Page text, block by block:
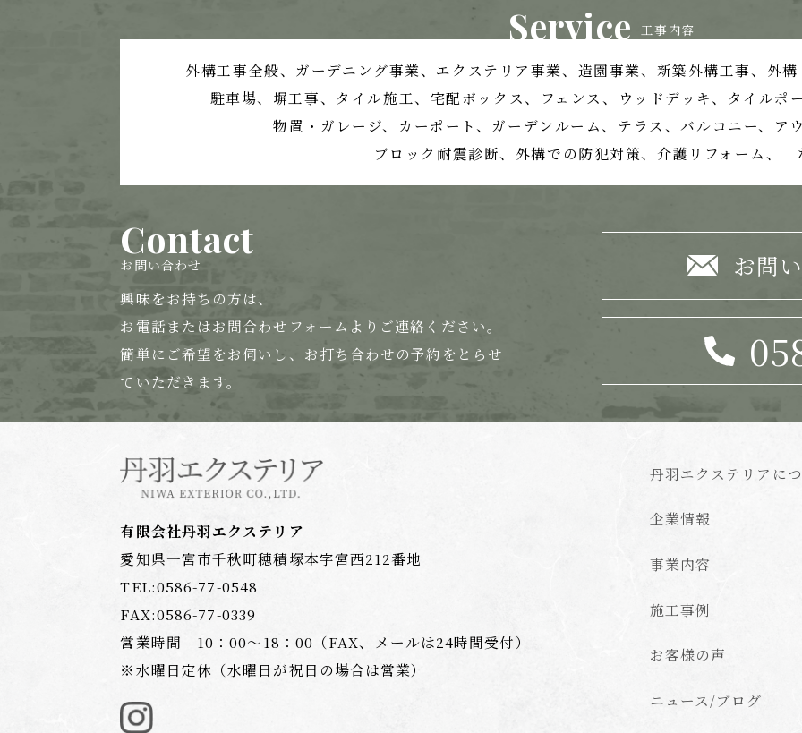
Service 工事内容
外構工事全般、ガーデニング事業、 エクステリア事業、造園事業、 新築外構工事、外
駐車場、塀工事、 タイル施工、宅配ボックス、フェンス、
ウッドデッキ、タイルポ
物置・ガレージ、 カーポート、ガーデンルーム、テラス、バルコニー、ア
ブロック耐震診断、外構での防犯対策、 介護リフォーム、
Contact
お問い合わせ
興味をお持ちの方は、
お電話またはお問合わせフォームよりご連絡ください。
簡単にご希望をお伺いし、お打ち合わせの予約をとらせ
ていただきます。
お問
有限会社丹羽エクステリア
愛知県一宮市千秋町穂積塚本字宮西212番地
TEL:0586-77-0548
FAX:0586-77-0339
営業時間 10：00〜18：00 （FAX、メールは24時間受付）
※水曜日定休（水曜日が祝日の場合は営業）
丹羽エクステリアに
企業情報
事業内容
施工事例
お客様の声
ニュース/ブログ